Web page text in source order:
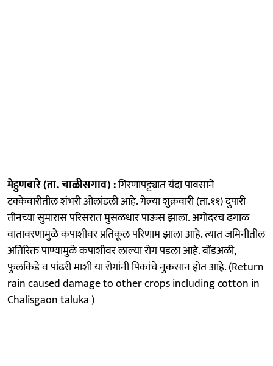
मेहुणबारे (ता. चाळीसगाव) :गिरणापट्ट्यात यंदा पावसाने
टक्केवारीतील शंभरी ओलांडली आहे. गेल्या शुक्रवारी (ता.११) दुपारी
तीनच्या सुमारास परिसरात मुसळधार पाऊस झाला. अगोदरच ढगाळ
वातावरणामुळे कपाशीवर प्रतिकूल परिणाम झाला आहे. त्यात जमिनीतील
अतिरिक्त पाण्यामुळे कपाशीवर लाल्या रोग पडला आहे. बोंडअळी,
फुलकिडे व पांढरी माशी या रोगांनी पिकांचे नुकसान होत आहे. (Return
rain caused damage to other crops including cotton in
Chalisgaon taluka )